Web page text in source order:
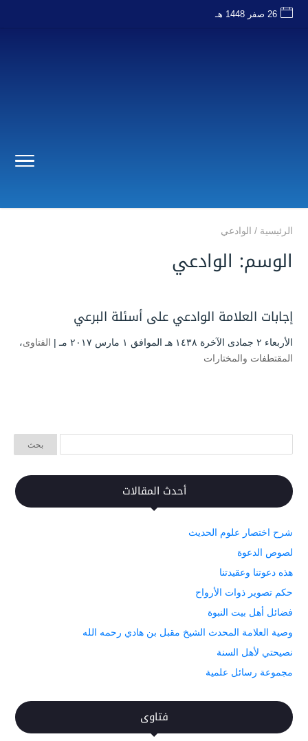
26 صفر 1448 هـ
الرئيسية / الوادعي
الوسم: الوادعي
إجابات العلامة الوادعي على أسئلة البرعي
الأربعاء ۲ جمادى الآخرة ۱٤۳۸ هـ الموافق ۱ مارس ۲۰۱۷ مـ | الفتاوى،
المقتطفات والمختارات
أحدث المقالات
شرح اختصار علوم الحديث
لصوص الدعوة
هذه دعوتنا وعقيدتنا
حكم تصوير ذوات الأرواح
فضائل أهل بيت النبوة
وصية العلامة المحدث الشيخ مقبل بن هادي رحمه الله
نصيحتي لأهل السنة
مجموعة رسائل علمية
فتاوى